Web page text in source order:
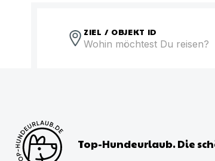
ZIEL / OBJEKT ID
Top-Hundeurlaub. Die